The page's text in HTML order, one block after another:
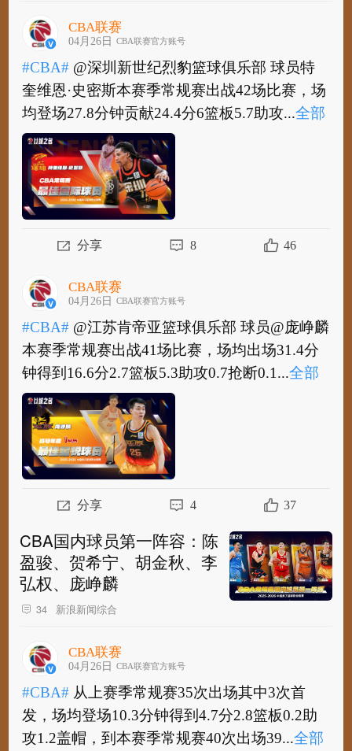
CBA联赛
04月26日 CBA联赛官方账号
#CBA# @深圳新世纪烈豹篮球俱乐部 球员特
奎维恩·史密斯本赛季常规赛出战42场比赛，场
均登场27.8分钟贡献24.4分6篮板5.7助攻...全部
#CBA#@深圳新世纪烈豹篮球俱乐部 球员特
奎维恩·史密斯本赛季常规赛出战42场比赛，场
均登场27.8分钟贡献24.4分6篮板5.7助攻1...
部
分享 8 46
CBA联赛
04月26日 CBA联赛官方账号
#CBA# @江苏肯帝亚篮球俱乐部 球员@庞峥麟
本赛季常规赛出战41场比赛，场均出场31.4分
钟得到16.6分2.7篮板5.3助攻0.7抢断0.1...全部
#CBA#@江苏肯帝亚篮球俱乐部 球员@庞峥麟
本赛季常规赛出战41场比赛，场均出场31.4分
钟得到16.6分2.7篮板5.3助攻0.7抢断0.1盖...
部
分享 4 37
CBA国内球员第一阵容：陈
盈骏、贺希宁、胡金秋、李
弘权、庞峥麟
34 新浪新闻综合
CBA联赛
04月26日 CBA联赛官方账号
#CBA# 从上赛季常规赛35次出场其中3次首
发，场均登场10.3分钟得到4.7分2.8篮板0.2助
攻1.2盖帽，到本赛季常规赛40次出场39...全部